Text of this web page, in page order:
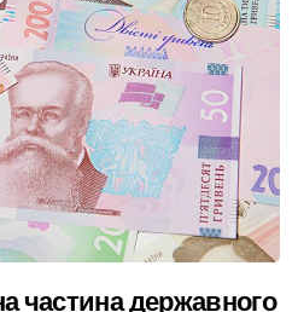
частина державного